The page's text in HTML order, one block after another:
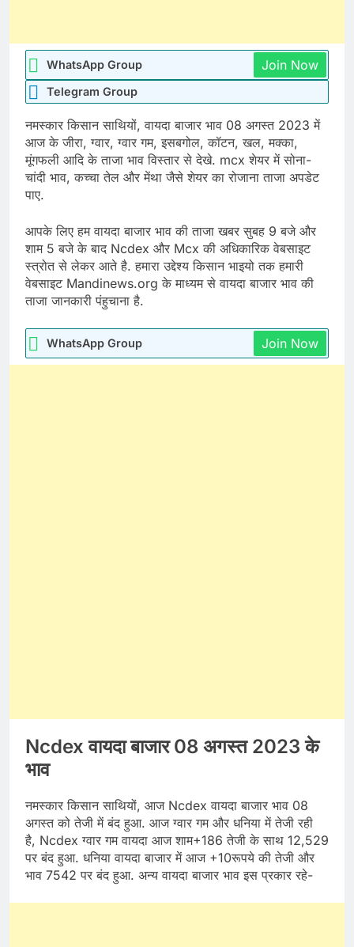
WhatsApp Group Join Now
Telegram Group
नमस्कार किसान साथियों, वायदा बाजार भाव 08 अगस्त 2023 में
आज के जीरा, ग्वार, ग्वार गम, इसबगोल, कॉटन, खल, मक्का,
मूंगफली आदि के ताजा भाव विस्तार से देखे. mcx शेयर में सोना-
चांदी भाव, कच्चा तेल और मेंथा जैसे शेयर का रोजाना ताजा अपडेट
पाए.
आपके लिए हम वायदा बाजार भाव की ताजा खबर सुबह 9 बजे और
शाम 5 बजे के बाद Ncdex और Mcx की अधिकारिक वेबसाइट
स्त्रोत से लेकर आते है. हमारा उद्देश्य किसान भाइयो तक हमारी
वेबसाइट Mandinews.org के माध्यम से वायदा बाजार भाव की
ताजा जानकारी पंहुचाना है.
WhatsApp Group Join Now
Ncdex वायदा बाजार 08 अगस्त 2023 के
भाव
नमस्कार किसान साथियों, आज Ncdex वायदा बाजार भाव 08
अगस्त को तेजी में बंद हुआ. आज ग्वार गम और धनिया में तेजी रही
है, Ncdex ग्वार गम वायदा आज शाम+186 तेजी के साथ 12,529
पर बंद हुआ. धनिया वायदा बाजार में आज +10रूपये की तेजी और
भाव 7542 पर बंद हुआ. अन्य वायदा बाजार भाव इस प्रकार रहे-